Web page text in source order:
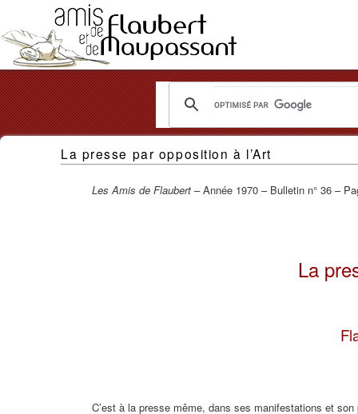
Les
La presse par opposition à l’Art
Les Amis de Flaubert – Année 1970 – Bulletin n° 36 –
La
C’est à la presse même, dans ses manifestations et